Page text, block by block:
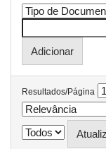
Resultados/Página